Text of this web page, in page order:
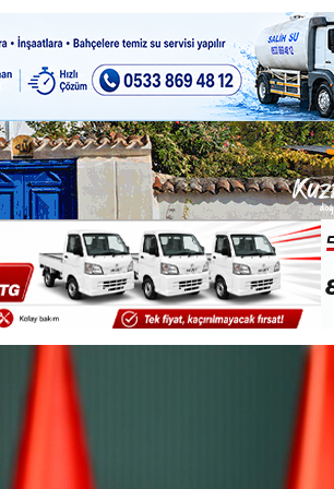
ÖNGÖRÜMÜZ YÜZDE 7.5 İLE 8.5 ARASINDA
açılışında fenalaşarak hastaneye kaldırıldı